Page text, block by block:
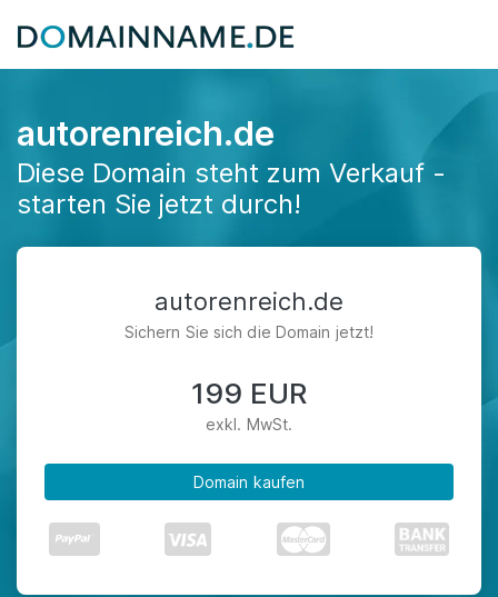
autorenreich.de
Diese Domain steht zum Verkauf -
starten Sie jetzt durch!
autorenreich.de
Sichern Sie sich die Domain jetzt!
199 EUR
exkl. MwSt.
Domain kaufen